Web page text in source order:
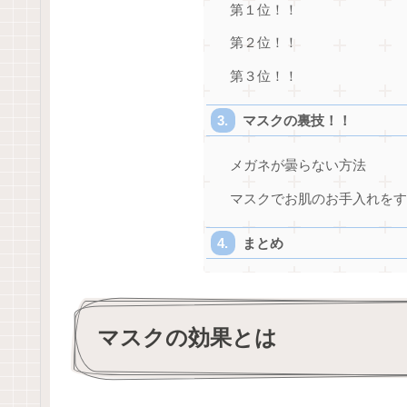
第１位！！
第２位！！
第３位！！
マスクの裏技！！
メガネが曇らない方法
マスクでお肌のお手入れを
まとめ
マスクの効果とは